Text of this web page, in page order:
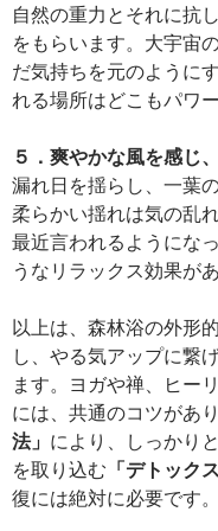
自然の重力とそれに抗
をもらいます。大宇宙
だ気持ちを元のように
れる場所はどこもパワ
５．爽やかな風を感じ
漏れ日を揺らし、一葉
柔らかい揺れは気の乱
最近言われるようにな
うなリラックス効果が
以上は、森林浴の外形
し、やる気アップに繋
ます。ヨガや禅、ヒー
には、共通のコツがあ
法」 により、しっかり
を取り込む 「デトックス
復には絶対に必要です。